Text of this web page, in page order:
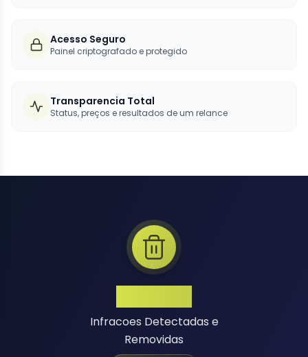
Acesso Seguro
Painel criptografado e protegido
Transparencia Total
Status, preços e resultados de um relance
Infracoes Detectadas e
Removidas